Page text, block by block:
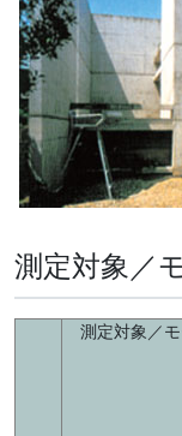
測定対象／
測定対象／モ